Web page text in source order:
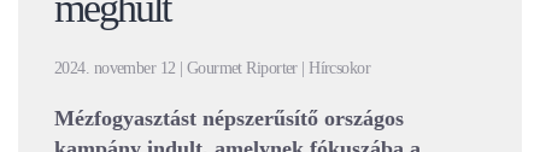
2024. november 12 | Gourmet Riporter | Hírcsokor
Mézfogyasztást népszerűsítő országos